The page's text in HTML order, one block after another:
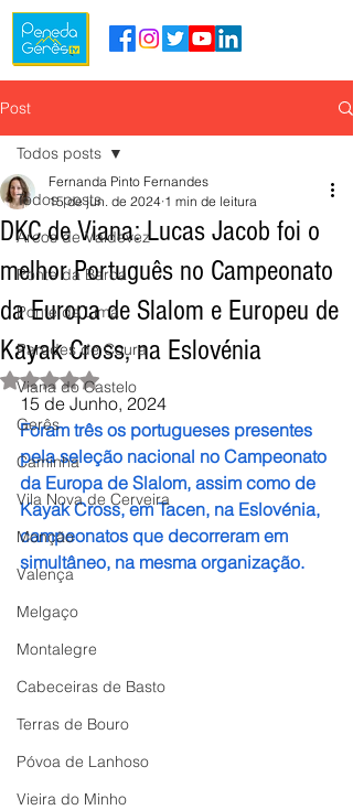
Post
Todos posts
Arcos de Valdevez
Ponte da Barca
Ponte de Lima
Paredes de Coura
Viana do Castelo
Gerês
Caminha
Vila Nova de Cerveira
Monção
Valença
Melgaço
Montalegre
Cabeceiras de Basto
Terras de Bouro
Póvoa de Lanhoso
Vieira do Minho
Todos posts
DKC de Viana: Lucas Jacob foi o
melhor Português no Campeonato
da Europa de Slalom e Europeu de
Kayak Cross, na Eslovénia
Fernanda Pinto Fernandes
15 de jun. de 2024 1 min de leitura
Avaliado com NaN de 5 estrelas.
15 de Junho, 2024
Foram três os portugueses presentes
pela seleção nacional no Campeonato
da Europa de Slalom, assim como de
Kayak Cross, em Tacen, na Eslovénia,
campeonatos que decorreram em
simultâneo, na mesma organização.